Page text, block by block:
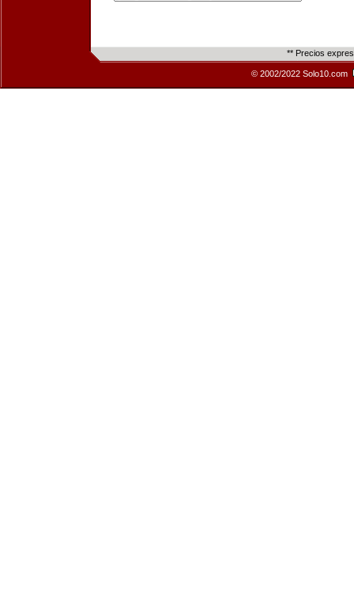
** Precios
© 2002/2022 Solo10.com